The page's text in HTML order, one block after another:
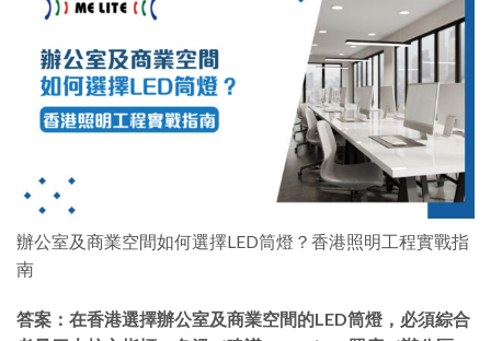
辦公室及商業空間如何選擇LED筒燈？香港照明工程實戰指
南
答案：在香港選擇辦公室及商業空間的LED筒燈，必須綜合